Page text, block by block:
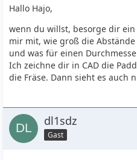
Hallo Hajo,
wenn du willst, besorge dir
mir mit, wie groß die
und was für einen
Ich zeichne dir in CAD die
die Fräse. Dann sieht es auch
dl1sdz
Gast